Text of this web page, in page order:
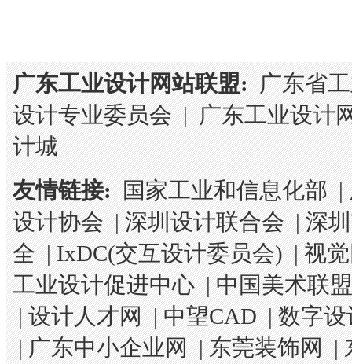
广东工业设计网站联盟: 广东省
设计专业委员会|广东工业设计
计城
友情链接: 国家工业和信息化部|
设计协会|深圳设计联合会|深
全|IxDC(交互设计委员会)|视
工业设计促进中心|中国美术联盟
|设计人才网|中望CAD|数字
|广东中小企业网|东莞装饰网|